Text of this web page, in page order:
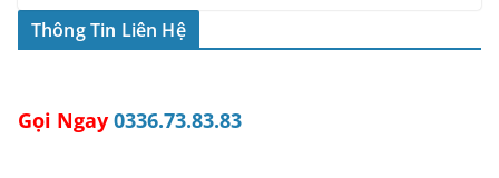
Thông Tin Liên Hệ
Gọi Ngay 0336.73.83.83